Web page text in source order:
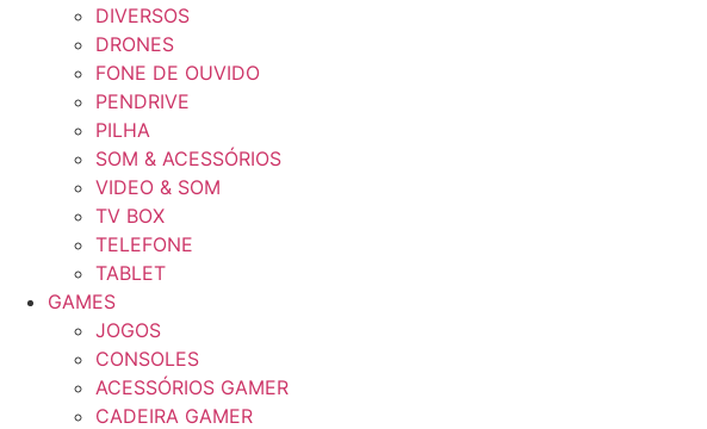
DIVERSOS
DRONES
FONE DE OUVIDO
PENDRIVE
PILHA
SOM & ACESSÓRIOS
VIDEO & SOM
TV BOX
TELEFONE
TABLET
GAMES
JOGOS
CONSOLES
ACESSÓRIOS GAMER
CADEIRA GAMER